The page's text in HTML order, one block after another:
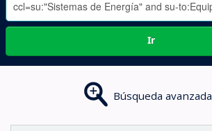
Ir
Búsqueda avanzada